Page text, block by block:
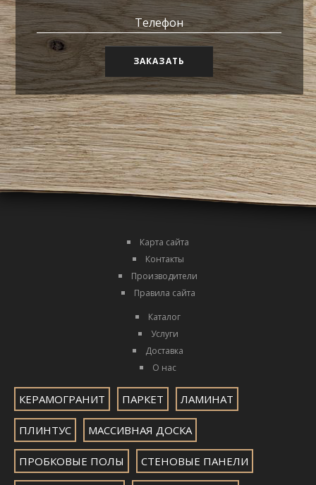
ЗАКАЗАТЬ
Карта сайта
Контакты
Производители
Правила сайта
Каталог
Услуги
Доставка
О нас
КЕРАМОГРАНИТ ПАРКЕТ ЛАМИНАТ
ПЛИНТУС МАССИВНАЯ ДОСКА
ПРОБКОВЫЕ ПОЛЫ СТЕНОВЫЕ ПАНЕЛИ